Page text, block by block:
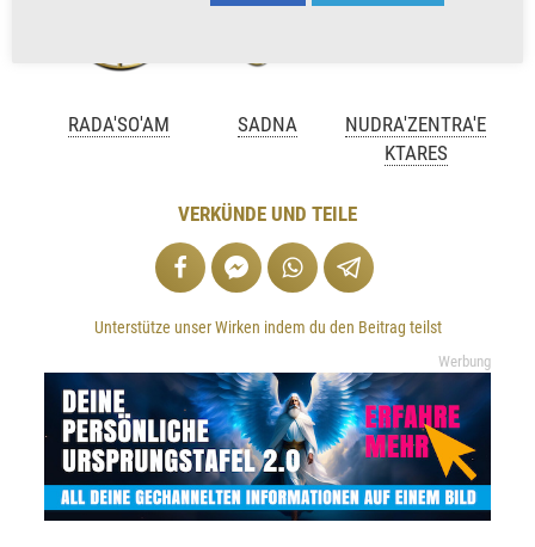
RADA'SO'AM SADNA
NUDRA'ZENTRA'E
KTARES
VERKÜNDE UND TEILE
Unterstütze unser Wirken indem du den Beitrag teilst
Werbung